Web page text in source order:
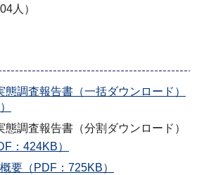
人）
調査報告書（一括ダウンロード）
調査報告書（分割ダウンロード）
：424KB）
要（PDF：725KB）